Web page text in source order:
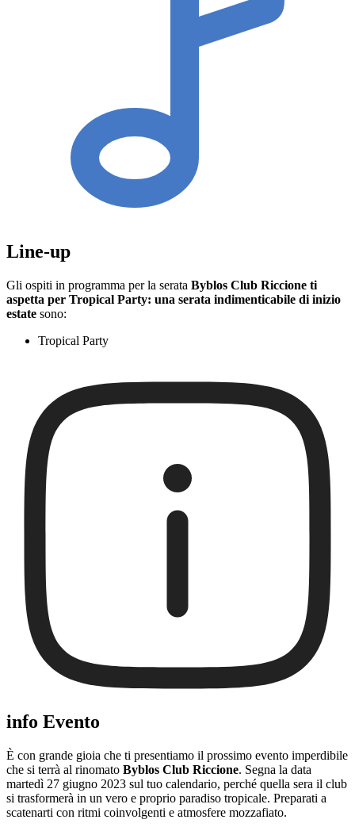
Line-up
Gli ospiti in programma per la serata Byblos Club Riccione ti
aspetta per Tropical Party: una serata indimenticabile di inizio
estate sono:
Tropical Party
info Evento
È con grande gioia che ti presentiamo il prossimo evento imperdibile
che si terrà al rinomato Byblos Club Riccione. Segna la data
martedì 27 giugno 2023 sul tuo calendario, perché quella sera il club
si trasformerà in un vero e proprio paradiso tropicale. Preparati a
scatenarti con ritmi coinvolgenti e atmosfere mozzafiato.